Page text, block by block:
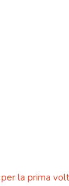
la prima